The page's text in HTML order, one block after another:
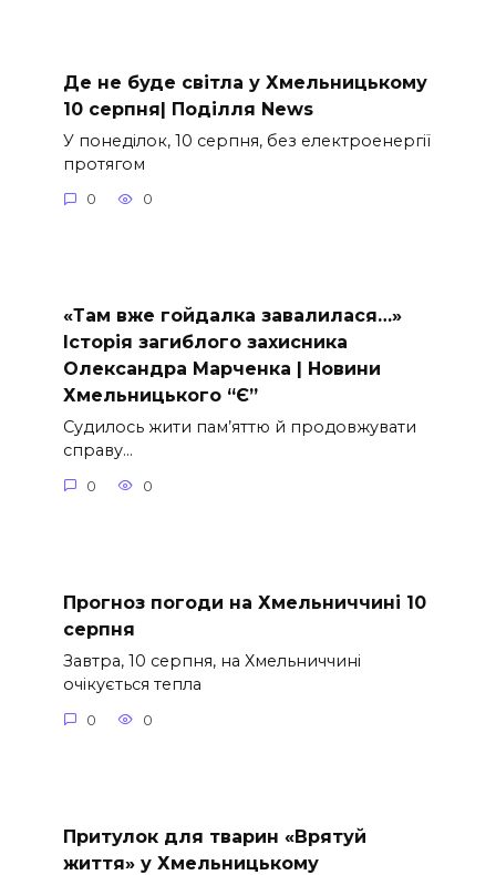
Де не буде світла у Хмельницькому
10 серпня| Поділля News
У понеділок, 10 серпня, без електроенергії
протягом
0 0
«Там вже гойдалка завалилася…»
Історія загиблого захисника
Олександра Марченка | Новини
Хмельницького “Є”
Судилось жити пам’яттю й продовжувати
справу…
0 0
Прогноз погоди на Хмельниччині 10
серпня
Завтра, 10 серпня, на Хмельниччині
очікується тепла
0 0
Притулок для тварин «Врятуй
життя» у Хмельницькому